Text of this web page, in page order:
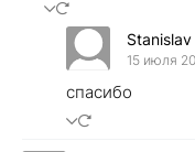
15 июля
спасибо